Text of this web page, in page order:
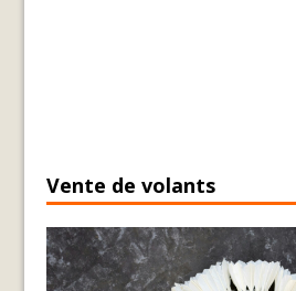
Vente de volants